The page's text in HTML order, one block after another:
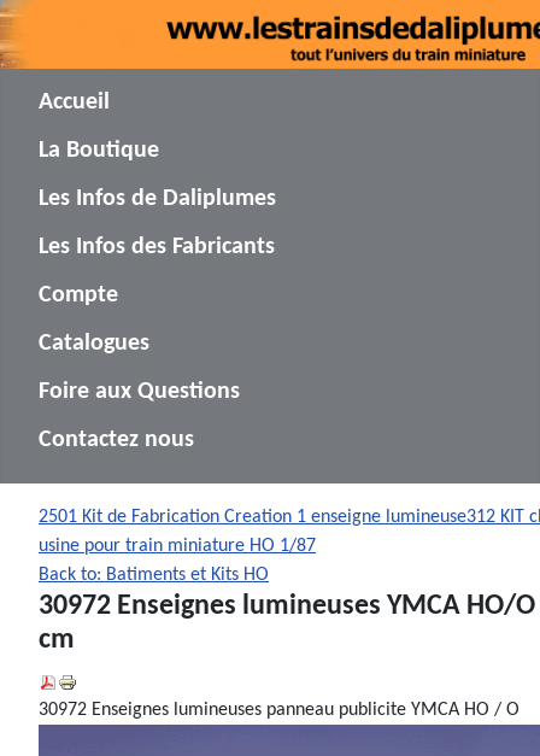
Accueil
La Boutique
Les Infos de Daliplumes
Les Infos des Fabricants
Compte
Catalogues
Foire aux Questions
Contactez nous
2501 Kit de Fabrication Creation 1 enseigne lumineuse312 KIT
usine pour train miniature HO 1/87
Back to: Batiments et Kits HO
30972 Enseignes lumineuses YMCA HO/
cm
30972 Enseignes lumineuses panneau publicite YMCA HO / O